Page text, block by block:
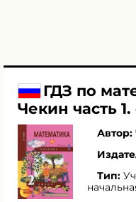
ГДЗ по
Чекин часть
Автор:
Тип: